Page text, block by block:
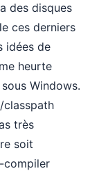
des disques
ces derniers
idées de
heurte
Windows.
classpath
très
soit
compiler